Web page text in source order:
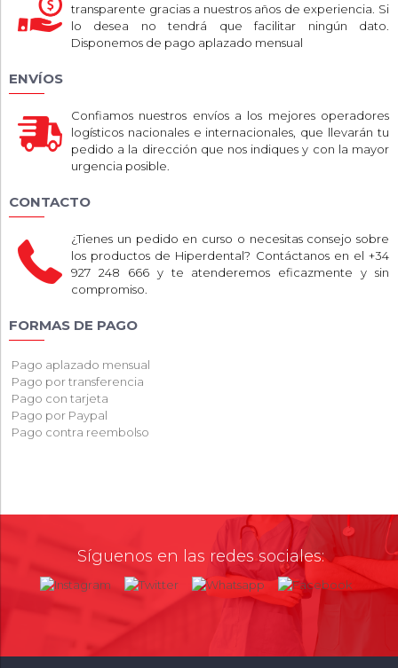
transparente gracias a nuestros años de experiencia. Si
lo desea no tendrá que facilitar ningún dato.
Disponemos de pago aplazado mensual
ENVÍOS
Confiamos nuestros envíos a los mejores operadores
logísticos nacionales e internacionales, que llevarán tu
pedido a la dirección que nos indiques y con la mayor
urgencia posible.
CONTACTO
¿Tienes un pedido en curso o necesitas consejo sobre
los productos de Hiperdental? Contáctanos en el +34
927 248 666 y te atenderemos eficazmente y sin
compromiso.
FORMAS DE PAGO
Pago aplazado mensual
Pago por transferencia
Pago con tarjeta
Pago por Paypal
Pago contra reembolso
Síguenos en las redes sociales: